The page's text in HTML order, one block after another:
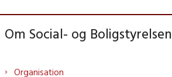
Om Social- og Boligstyrelsen
Organisation